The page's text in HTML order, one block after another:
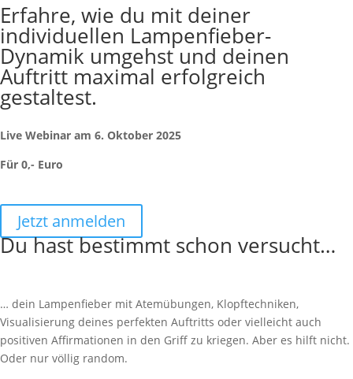
Erfahre, wie du mit deiner
individuellen Lampenfieber-
Dynamik umgehst und deinen
Auftritt maximal erfolgreich
gestaltest.
Live Webinar am 6. Oktober 2025
Für 0,- Euro
Jetzt anmelden
Du hast bestimmt schon versucht…
… dein Lampenfieber mit Atemübungen, Klopftechniken,
Visualisierung deines perfekten Auftritts oder vielleicht auch
positiven Affirmationen in den Griff zu kriegen. Aber es hilft nicht.
Oder nur völlig random.